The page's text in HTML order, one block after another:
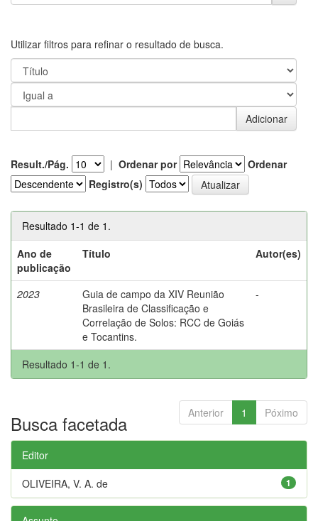
Utilizar filtros para refinar o resultado de busca.
Result./Pág. | Ordenar por
Ordenar
Registro(s)
Resultado 1-1 de 1.
Ano de
publicação
Título Autor(es)
2023
Guia de campo da XIV Reunião
Brasileira de Classificação e
Correlação de Solos: RCC de Goiás
e Tocantins.
-
Resultado 1-1 de 1.
Anterior 1 Póximo
Busca facetada
Editor
1
OLIVEIRA, V. A. de